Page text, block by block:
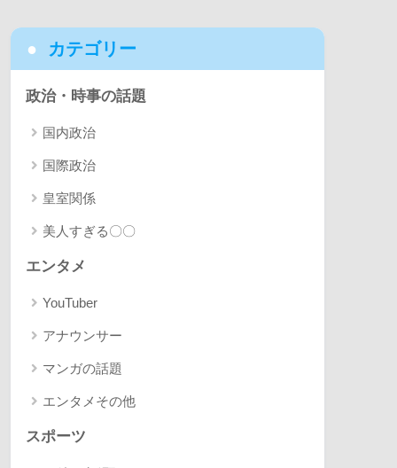
カテゴリー
政治・時事の話題
国内政治
国際政治
皇室関係
美人すぎる〇〇
エンタメ
YouTuber
アナウンサー
マンガの話題
エンタメその他
スポーツ